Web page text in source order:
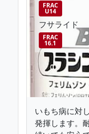
FRAC
U14
フサライド
FRAC
16.1
いもち病に対
発揮します。